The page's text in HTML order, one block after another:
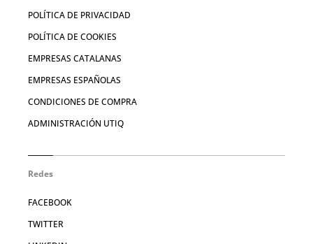
POLÍTICA DE PRIVACIDAD
POLÍTICA DE COOKIES
EMPRESAS CATALANAS
EMPRESAS ESPAÑOLAS
CONDICIONES DE COMPRA
ADMINISTRACIÓN UTIQ
Redes
FACEBOOK
TWITTER